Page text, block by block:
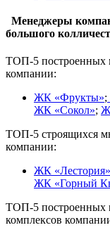
Менеджеры
большого
ТОП-5 построенных
компании:
ЖК «Фрукты»;
ЖК «Сокол»;
ТОП-5 строящихся
компании:
ЖК «Лестория»
ЖК «Горный
ТОП-5 построенных
комплексов